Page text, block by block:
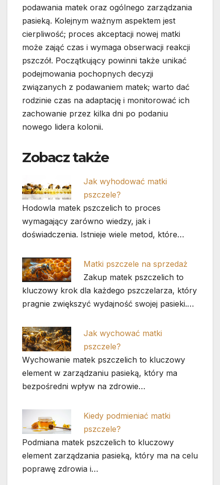
podawania matek oraz ogólnego zarządzania
pasieką. Kolejnym ważnym aspektem jest
cierpliwość; proces akceptacji nowej matki
może zająć czas i wymaga obserwacji reakcji
pszczół. Początkujący powinni także unikać
podejmowania pochopnych decyzji
związanych z podawaniem matek; warto dać
rodzinie czas na adaptację i monitorować ich
zachowanie przez kilka dni po podaniu
nowego lidera kolonii.
Zobacz także
Jak wyhodować matki
pszczele?
Hodowla matek pszczelich to proces
wymagający zarówno wiedzy, jak i
doświadczenia. Istnieje wiele metod, które…
Matki pszczele na sprzedaż
Zakup matek pszczelich to
kluczowy krok dla każdego pszczelarza, który
pragnie zwiększyć wydajność swojej pasieki.…
Jak wychować matki
pszczele?
Wychowanie matek pszczelich to kluczowy
element w zarządzaniu pasieką, który ma
bezpośredni wpływ na zdrowie…
Kiedy podmieniać matki
pszczele?
Podmiana matek pszczelich to kluczowy
element zarządzania pasieką, który ma na celu
poprawę zdrowia i…